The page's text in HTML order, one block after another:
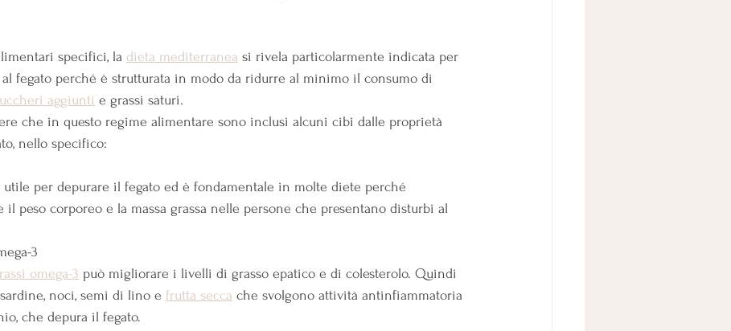
specifici, la dieta mediterranea si rivela particolarmente indicata per
fegato perché è strutturata in modo da ridurre al minimo il consumo di
aggiunti e grassi saturi.
che in questo regime alimentare sono inclusi alcuni cibi dalle proprietà
nello specifico:
per depurare il fegato ed è fondamentale in molte diete perché
peso corporeo e la massa grassa nelle persone che presentano disturbi al
3
omega-3 può migliorare i livelli di grasso epatico e di colesterolo. Quindi
noci, semi di lino e frutta secca che svolgono attività antinfiammatoria
che depura il fegato.